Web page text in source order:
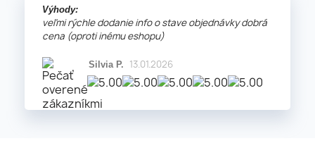
Výhody:
veľmi rýchle dodanie info o stave objednávky dobrá
cena (oproti inému eshopu)
Silvia P. 13.01.2026